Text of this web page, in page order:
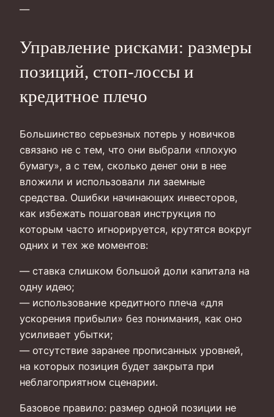
—
Управление рисками: размеры
позиций, стоп‑лоссы и
кредитное плечо
Большинство серьезных потерь у новичков
связано не с тем, что они выбрали «плохую
бумагу», а с тем, сколько денег они в нее
вложили и использовали ли заемные
средства. Ошибки начинающих инвесторов,
как избежать пошаговая инструкция по
которым часто игнорируется, крутятся вокруг
одних и тех же моментов:
— ставка слишком большой доли капитала на
одну идею;
— использование кредитного плеча «для
ускорения прибыли» без понимания, как оно
усиливает убытки;
— отсутствие заранее прописанных уровней,
на которых позиция будет закрыта при
неблагоприятном сценарии.
Базовое правило: размер одной позиции не